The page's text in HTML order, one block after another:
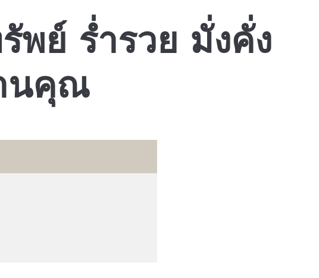
พย์ ร่ำรวย มั่งคั่ง
นคุณ